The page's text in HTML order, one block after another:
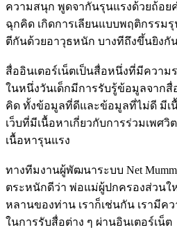
ความสนุก พูดจากันรุนแรงด้วยถ้อย
ฉุกคิด เกิดการเลียนแบบพฤติกรรม
ตีกันด้วยอาวุธหนัก บางทีถึงขึ้นยิงกั
สื่ออินเตอร์เน็ตเป็นสื่อหนึ่งที่มีความ
ในหนึ่งวันเด็กมีการรับรู้ข้อมูลจากสื่
คิด ทั้งข้อมูลที่ดีและข้อมูลที่ไม่ดี มีเนื้
เว็บที่มีเนื้อหาเกี่ยวกับการร่วมเพศ
เนื้อหารุนแรง
ทางทีมงานผู้พัฒนาระบบ Net
ตระหนักดีว่า พ่อแม่ผู้ปกครองส่วนใ
หลานของท่าน เราก็เช่นกัน เรามีค
ในการรับสื่อต่าง ๆ ผ่านอินเตอร์เน็ต